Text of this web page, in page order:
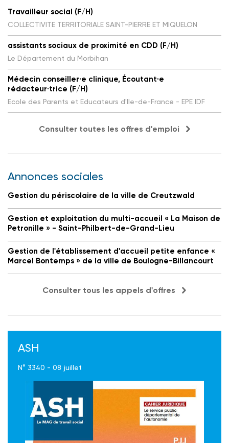
Travailleur social (F/H)
COLLECTIVITE TERRITORIALE SAINT-PIERRE ET MIQUELON
assistants sociaux de proximité en CDD (F/H)
Le Département du Morbihan
Médecin conseiller·e clinique, Écoutant·e
rédacteur·trice (F/H)
Ecole des Parents et Educateurs d'Ile-de-France - EPE IDF
Consulter toutes les offres d'emploi
Annonces sociales
Gestion du périscolaire de la ville de Creutzwald
Gestion et exploitation du multi-accueil « La Maison de
Petronille » - Saint-Philbert-de-Grand-Lieu
Gestion de l'établissement d'accueil petite enfance «
Marcel Bontemps » de la ville de Boulogne-Billancourt
Consulter tous les appels d'offres
ASH
N° 3340 - 08 juillet